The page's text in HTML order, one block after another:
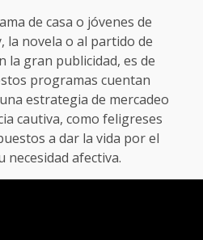
de casa o jóvenes de
la novela o al partido de
la gran publicidad, es de
programas cuentan
estrategia de mercadeo
cautiva, como feligreses
a dar la vida por el
necesidad afectiva.